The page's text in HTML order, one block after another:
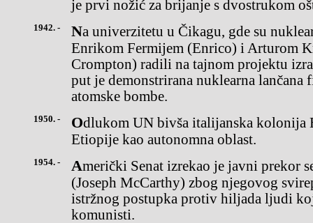
je prvi nožić za brijanje s dvostrukom
1942. - Na univerzitetu u Čikagu, gde su nuklearni fizičari predvođeni
Enrikom Fermijem (Enrico) i Arturom
Crompton) radili na tajnom projektu
put je demonstrirana nuklearna
atomske bombe.
1950. - Odlukom UN bivša italijanska kolonija Eritreja ušla je u sastav
Etiopije kao autonomna oblast.
1954. - Američki Senat izrekao je javni prekor senatoru Džozefu Makartiju
(Joseph McCarthy) zbog njegovog
istržnog postupka protiv hiljada ljudi
komunisti.